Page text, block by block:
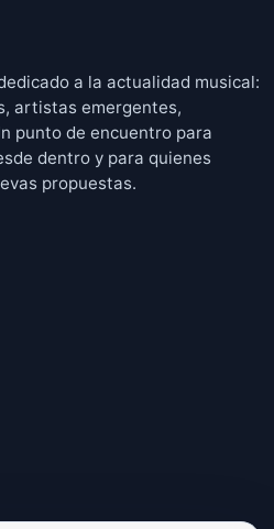
a la actualidad musical:
artistas emergentes,
punto de encuentro para
dentro y para quienes
propuestas.